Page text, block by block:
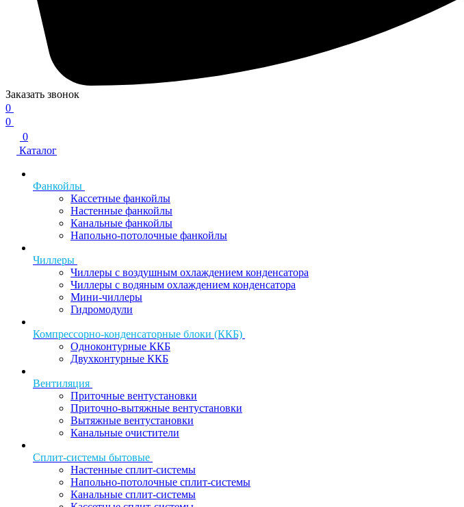
Заказать звонок
0
0
0
Каталог
Фанкойлы
Кассетные фанкойлы
Настенные фанкойлы
Канальные фанкойлы
Напольно-потолочные фанкойлы
Чиллеры
Чиллеры с воздушным охлаждением конденсатора
Чиллеры с водяным охлаждением конденсатора
Мини-чиллеры
Гидромодули
Компрессорно-конденсаторные блоки (ККБ)
Одноконтурные ККБ
Двухконтурные ККБ
Вентиляция
Приточные вентустановки
Приточно-вытяжные вентустановки
Вытяжные вентустановки
Канальные очистители
Сплит-системы бытовые
Настенные сплит-системы
Напольно-потолочные сплит-системы
Канальные сплит-системы